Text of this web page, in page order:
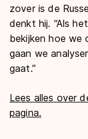
zover is de
denkt hij. “Als
bekijken hoe we
gaan we
gaat.”
Lees alles over
pagina.